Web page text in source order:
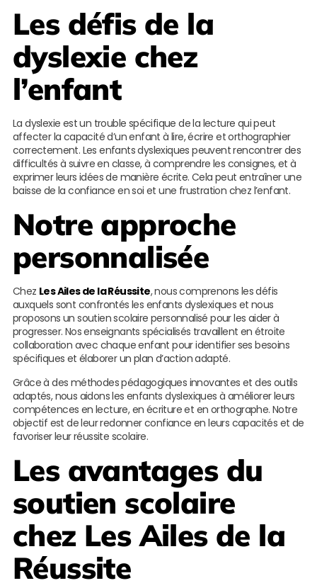
Les défis de la
dyslexie chez
l’enfant
La dyslexie est un trouble spécifique de la lecture qui peut
affecter la capacité d’un enfant à lire, écrire et orthographier
correctement. Les enfants dyslexiques peuvent rencontrer des
difficultés à suivre en classe, à comprendre les consignes, et à
exprimer leurs idées de manière écrite. Cela peut entraîner une
baisse de la confiance en soi et une frustration chez l’enfant.
Notre approche
personnalisée
Chez Les Ailes de la Réussite, nous comprenons les défis
auxquels sont confrontés les enfants dyslexiques et nous
proposons un soutien scolaire personnalisé pour les aider à
progresser. Nos enseignants spécialisés travaillent en étroite
collaboration avec chaque enfant pour identifier ses besoins
spécifiques et élaborer un plan d’action adapté.
Grâce à des méthodes pédagogiques innovantes et des outils
adaptés, nous aidons les enfants dyslexiques à améliorer leurs
compétences en lecture, en écriture et en orthographe. Notre
objectif est de leur redonner confiance en leurs capacités et de
favoriser leur réussite scolaire.
Les avantages du
soutien scolaire
chez Les Ailes de la
Réussite